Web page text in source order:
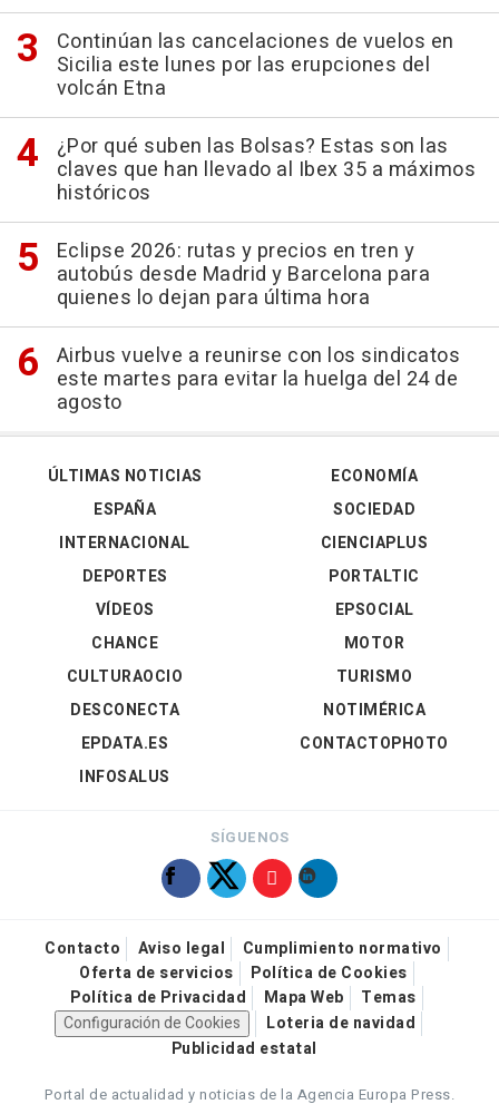
Continúan las cancelaciones de vuelos en
Sicilia este lunes por las erupciones del
volcán Etna
¿Por qué suben las Bolsas? Estas son las
claves que han llevado al Ibex 35 a máximos
históricos
Eclipse 2026: rutas y precios en tren y
autobús desde Madrid y Barcelona para
quienes lo dejan para última hora
Airbus vuelve a reunirse con los sindicatos
este martes para evitar la huelga del 24 de
agosto
ÚLTIMAS NOTICIAS
ESPAÑA
INTERNACIONAL
DEPORTES
VÍDEOS
ECONOMÍA
SOCIEDAD
CIENCIAPLUS
PORTALTIC
EPSOCIAL
CHANCE
CULTURAOCIO
DESCONECTA
EPDATA.ES
INFOSALUS
MOTOR
TURISMO
NOTIMÉRICA
CONTACTOPHOTO
SÍGUENOS
Contacto Aviso legal
Cumplimiento normativo
Oferta de servicios
Política de Cookies
Política de Privacidad
Mapa Web
Temas
Configuración de Cookies
Loteria de navidad
Publicidad estatal
Portal de actualidad y noticias de la Agencia Europa Press.